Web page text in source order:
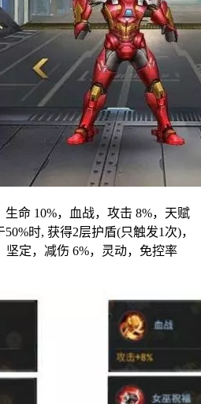
命 10%，血战，攻击 8%，天赋
时, 获得2层护盾(只触发1次)，
坚定，减伤 6%，灵动，免控率